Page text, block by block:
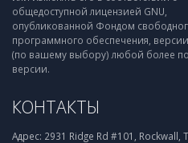
общедоступной лицензией GNU,
опубликованной Фондом
программного обеспечения,
(по вашему выбору) любой более
версии.
КОНТАКТЫ
Адрес: 2931 Ridge Rd #101, Rockwall,